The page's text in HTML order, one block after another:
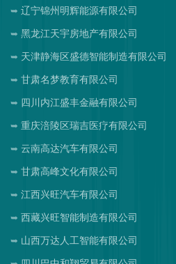
辽宁锦州明辉能源有限公司
黑龙江天宇房地产有限公司
天津静海区盛德智能制造有限公司
甘肃名梦教育有限公司
四川内江盛丰金融有限公司
重庆涪陵区瑞吉医疗有限公司
云南高达汽车有限公司
甘肃高峰文化有限公司
江西兴旺汽车有限公司
西藏兴旺智能制造有限公司
山西万达人工智能有限公司